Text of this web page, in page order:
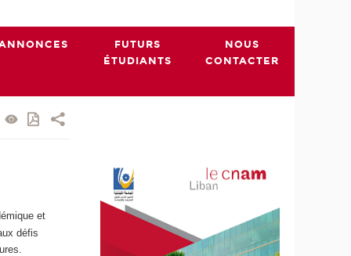
FUTURS
ÉTUDIANTS
NOUS
CONTACTER
et
défis